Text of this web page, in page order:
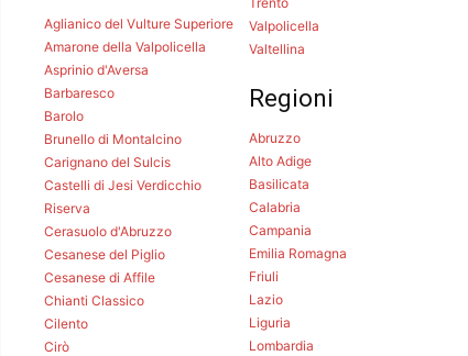
Aglianico del Vulture Superiore
Amarone della Valpolicella
Asprinio d'Aversa
Barbaresco
Barolo
Brunello di Montalcino
Carignano del Sulcis
Castelli di Jesi Verdicchio
Riserva
Cerasuolo d'Abruzzo
Cesanese del Piglio
Cesanese di Affile
Chianti Classico
Cilento
Cirò
Valpolicella
Valtellina
Regioni
Abruzzo
Alto Adige
Basilicata
Calabria
Campania
Emilia Romagna
Friuli
Lazio
Liguria
Lombardia